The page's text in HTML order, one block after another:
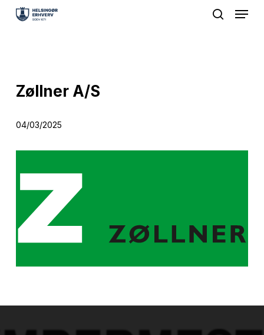
Skip
Menu
Zøllner A/S
04/03/2025